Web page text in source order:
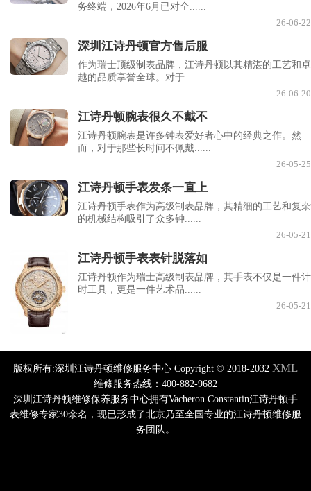
务终端，2026年6月已对全......
26-06-22
深圳江诗丹顿官方售后服
作为瑞士顶级制表品牌，江诗丹顿以其精湛的工艺和卓
越的品质享誉全球。对于......
26-06-20
江诗丹顿腕表很久不戴不
江诗丹顿腕表是许多钟表爱好者心中的经典之作。然
而，对于那些长时间不佩戴......
26-05-25
江诗丹顿手表发条一直上
江诗丹顿手表作为高级制表品牌，其精细的工艺和复杂
的机械结构吸引了众多钟......
26-05-21
江诗丹顿手表表针脱落如
江诗丹顿作为瑞士高级制表品牌，其手表不仅是一件计
时工具，更是一件艺术品......
26-05-21
版权所有:深圳江诗丹顿维修服务中心 Copyright © 2018-2032 XML
维修服务热线：400-882-9682
深圳江诗丹顿维修保养服务中心拥有Vacheron Constantin江诗丹顿手
表维修专家30余名，现已形成了北京乃至全国专业的江诗丹顿维修服
务团队。